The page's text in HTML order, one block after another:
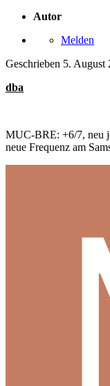
Autor
Melden
Geschrieben 5. August
dba
MUC-BRE: +6/7, neu
neue Frequenz am